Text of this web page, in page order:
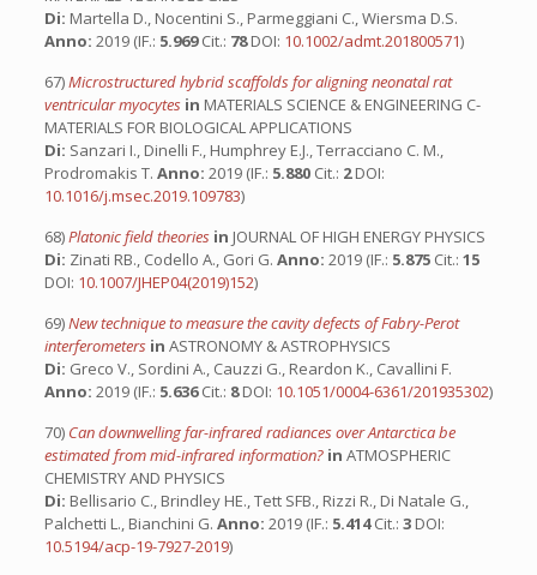
Di: Martella D., Nocentini S., Parmeggiani C., Wiersma D.S.
Anno: 2019 (IF.: 5.969Cit.: 78DOI: 10.1002/admt.201800571)
67)Microstructured hybrid scaffolds for aligning neonatal rat
ventricular myocytes in MATERIALS SCIENCE & ENGINEERING C-
MATERIALS FOR BIOLOGICAL APPLICATIONS
Di: Sanzari I., Dinelli F., Humphrey E.J., Terracciano C. M.,
Prodromakis T. Anno: 2019 (IF.: 5.880 Cit.: 2DOI:
10.1016/j.msec.2019.109783)
68)Platonic field theories in JOURNAL OF HIGH ENERGY PHYSICS
Di: Zinati RB., Codello A., Gori G. Anno: 2019 (IF.: 5.875 Cit.: 15
DOI: 10.1007/JHEP04(2019)152)
69)New technique to measure the cavity defects of Fabry-Perot
interferometers in ASTRONOMY & ASTROPHYSICS
Di: Greco V., Sordini A., Cauzzi G., Reardon K., Cavallini F.
Anno: 2019 (IF.: 5.636Cit.: 8DOI: 10.1051/0004-6361/201935302)
70) Can downwelling far-infrared radiances over Antarctica be
estimated from mid-infrared information? in ATMOSPHERIC
CHEMISTRY AND PHYSICS
Di: Bellisario C., Brindley HE., Tett SFB., Rizzi R., Di Natale G.,
Palchetti L., Bianchini G. Anno: 2019 (IF.: 5.414Cit.: 3 DOI:
10.5194/acp-19-7927-2019)